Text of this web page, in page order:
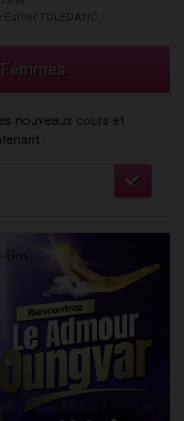
nouveaux cours et
: